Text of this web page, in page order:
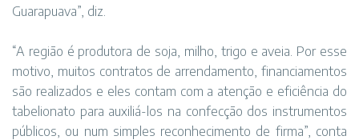
Guarapuava”, diz.
“A região é produtora de soja, milho, trigo e aveia. Por esse
motivo, muitos contratos de arrendamento, financiamentos
são realizados e eles contam com a atenção e eficiência do
tabelionato para auxiliá-los na confecção dos instrumentos
públicos, ou num simples reconhecimento de firma”, conta